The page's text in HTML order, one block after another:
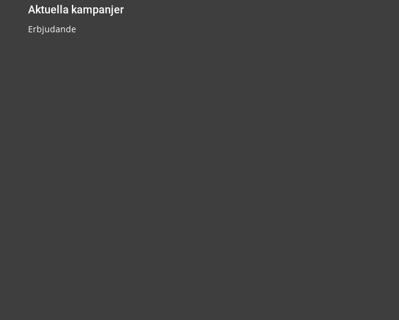
Aktuella kampanjer
Erbjudande